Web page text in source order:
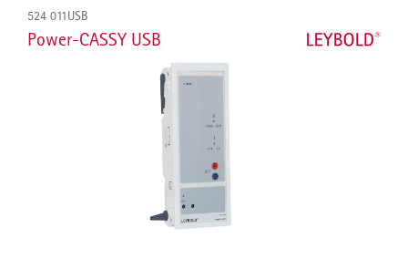
524 011USB
Power-CASSY USB